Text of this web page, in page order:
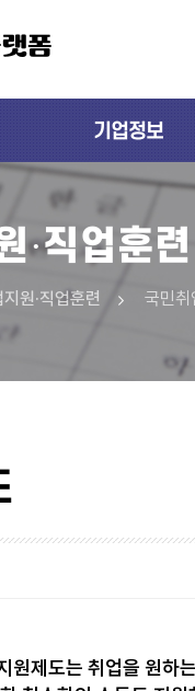
폼
기업정보
·직업훈련
원·직업훈련 국민취
원제도는 취업을 원하